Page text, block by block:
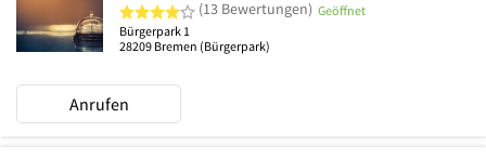
4 von 5 Sternen
(13 Bewertungen) Geöffnet
Bürgerpark 1
28209 Bremen (Bürgerpark)
Anrufen